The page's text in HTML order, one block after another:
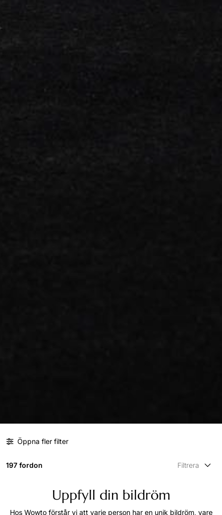
Öppna fler filter
197 fordon Filtrera
Uppfyll din bildröm
Hos Wowto förstår vi att varje person har en unik bildröm, vare